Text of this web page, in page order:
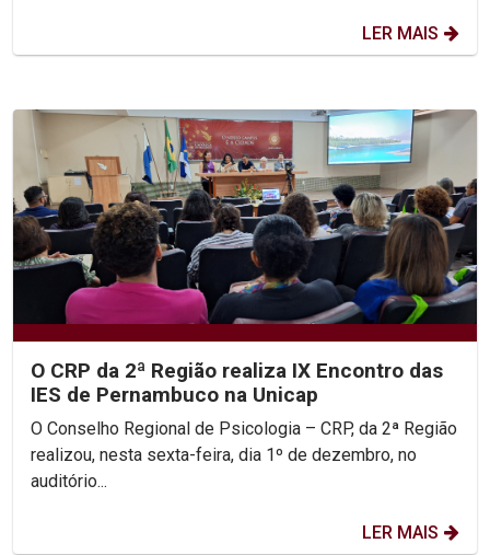
LER MAIS
O CRP da 2ª Região realiza IX Encontro das
IES de Pernambuco na Unicap
O Conselho Regional de Psicologia – CRP, da 2ª Região
realizou, nesta sexta-feira, dia 1º de dezembro, no
auditório...
LER MAIS